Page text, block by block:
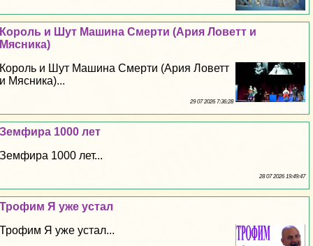
Король и Шут Машина Cмepти (Ария Ловетт и
Мясника)
Король и Шут Машина Cмepти (Ария Ловетт
и Мясника)...
29 07 2026 7:36:28
Земфира 1000 лет
Земфира 1000 лет...
28 07 2026 19:49:47
Трофим Я уже устал
Трофим Я уже устал...